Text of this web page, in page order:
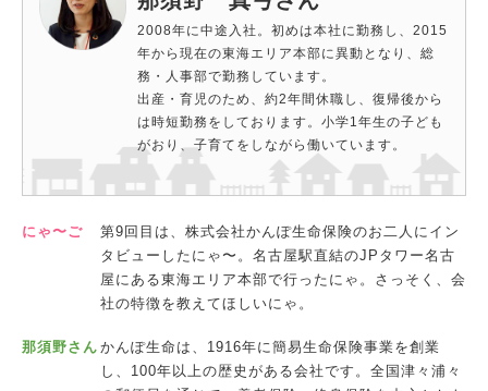
2008年に中途入社。初めは本社に勤務し、2015
年から現在の東海エリア本部に異動となり、総
務・人事部で勤務しています。
出産・育児のため、約2年間休職し、復帰後から
は時短勤務をしております。小学1年生の子ども
がおり、子育てをしながら働いています。
にゃ〜ご
第9回目は、株式会社かんぽ生命保険のお二人にイン
タビューしたにゃ〜。名古屋駅直結のJPタワー名古
屋にある東海エリア本部で行ったにゃ。さっそく、会
社の特徴を教えてほしいにゃ。
那須野さん かんぽ生命は、1916年に簡易生命保険事業を創業
し、100年以上の歴史がある会社です。全国津々浦々